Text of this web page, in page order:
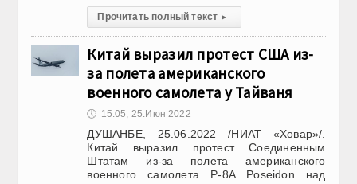
Прочитать полный текст ▸
Китай выразил протест США из-
за полета американского
военного самолета у Тайваня
🕔 15:05, 25.Июн 2022
ДУШАНБЕ, 25.06.2022 /НИАТ «Ховар»/.
Китай выразил протест Соединенным
Штатам из-за полета американского
военного самолета P-8A Poseidon над